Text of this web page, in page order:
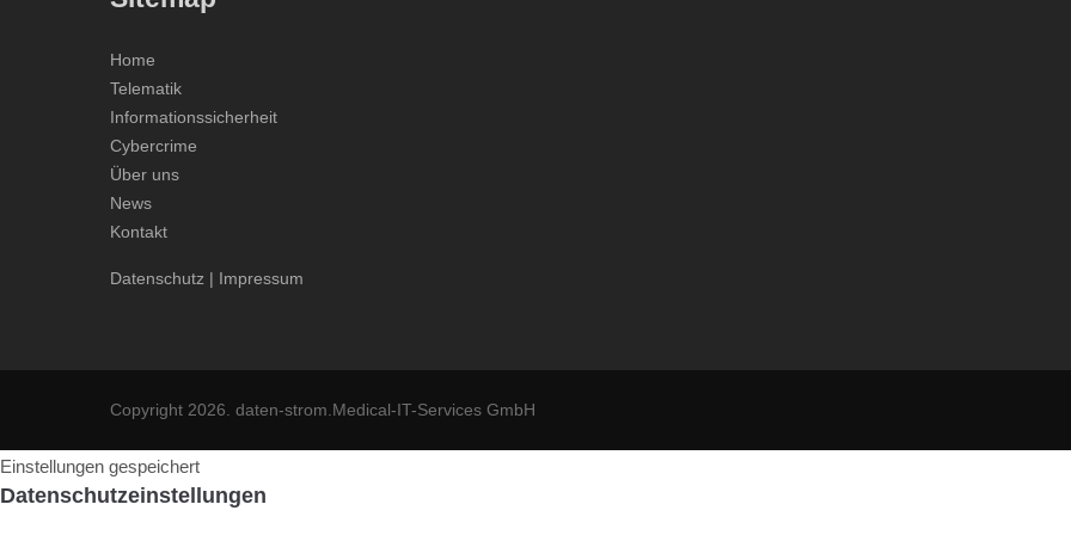
Home
Telematik
Informationssicherheit
Cybercrime
Über uns
News
Kontakt
Datenschutz | Impressum
Copyright 2026. daten-strom.Medical-IT-Services GmbH
Einstellungen gespeichert
Datenschutzeinstellungen